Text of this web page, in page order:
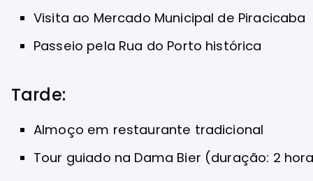
Visita ao Mercado Municipal de Piracicaba
Passeio pela Rua do Porto histórica
Tarde:
Almoço em restaurante tradicional
Tour guiado na Dama Bier (duração: 2